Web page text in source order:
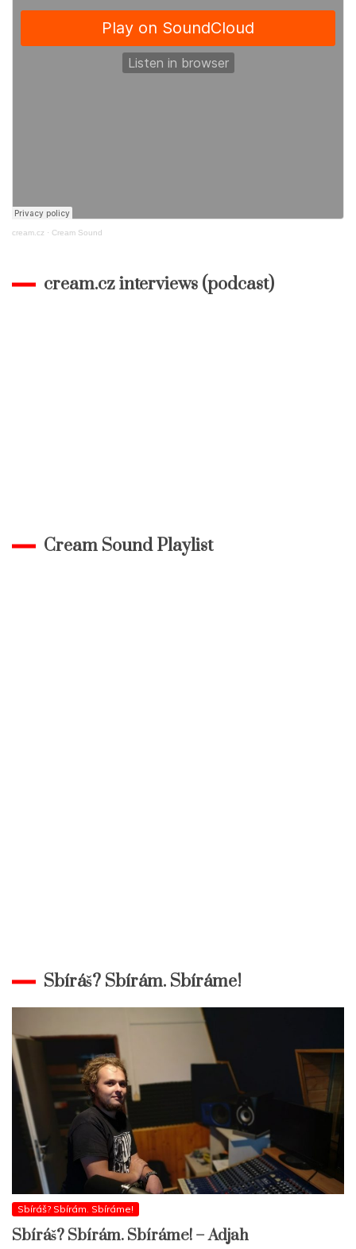
cream.cz · Cream Sound
cream.cz interviews (podcast)
Cream Sound Playlist
Sbíráš? Sbírám. Sbíráme!
Sbíráš? Sbírám. Sbíráme!
Sbíráš? Sbírám. Sbíráme! – Adjah